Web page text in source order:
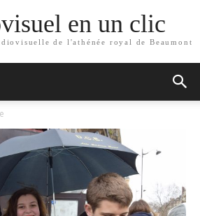
en un clic
de l'athénée royal de Beaumont